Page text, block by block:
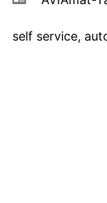
self service,